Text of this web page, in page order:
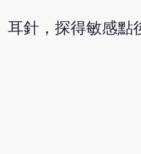
耳針，探得敏感點